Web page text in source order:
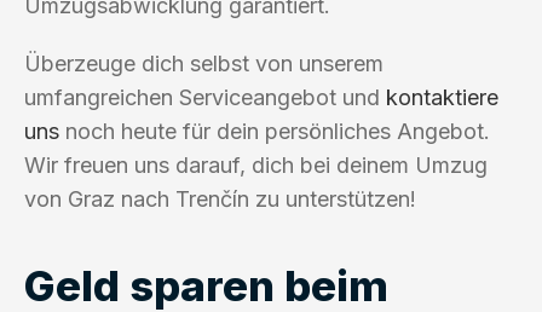
Umzugsabwicklung garantiert.
Überzeuge dich selbst von unserem
umfangreichen Serviceangebot und kontaktiere
uns noch heute für dein persönliches Angebot.
Wir freuen uns darauf, dich bei deinem Umzug
von Graz nach Trenčín zu unterstützen!
Geld sparen beim